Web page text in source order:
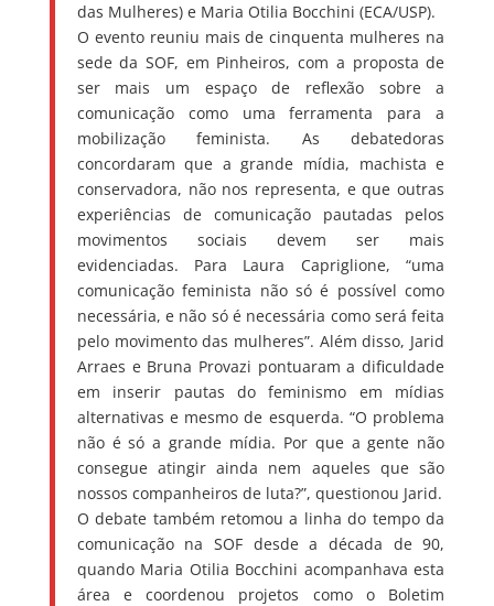
das Mulheres) e Maria Otilia Bocchini (ECA/USP).
O evento reuniu mais de cinquenta mulheres na
sede da SOF, em Pinheiros, com a proposta de
ser mais um espaço de reflexão sobre a
comunicação como uma ferramenta para a
mobilização feminista. As debatedoras
concordaram que a grande mídia, machista e
conservadora, não nos representa, e que outras
experiências de comunicação pautadas pelos
movimentos sociais devem ser mais
evidenciadas. Para Laura Capriglione, “uma
comunicação feminista não só é possível como
necessária, e não só é necessária como será feita
pelo movimento das mulheres”. Além disso, Jarid
Arraes e Bruna Provazi pontuaram a dificuldade
em inserir pautas do feminismo em mídias
alternativas e mesmo de esquerda. “O problema
não é só a grande mídia. Por que a gente não
consegue atingir ainda nem aqueles que são
nossos companheiros de luta?”, questionou Jarid.
O debate também retomou a linha do tempo da
comunicação na SOF desde a década de 90,
quando Maria Otilia Bocchini acompanhava esta
área e coordenou projetos como o Boletim